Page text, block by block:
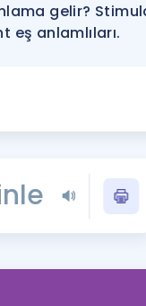
YDS ve YÖKDİL'e
Tüm ÖSYM
YDS - YÖKDİL
İngilizce Gramer
gelir?
eş anlamlıları.